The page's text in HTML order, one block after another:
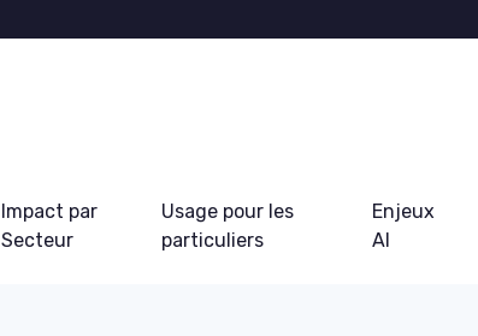
Impact par
Secteur
Usage pour les
particuliers
Enjeux
AI